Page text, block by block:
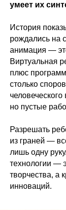
умеет их
История
рождались на
анимация —
Виртуальная
плюс
столько
но пустые
Разрешать
из граней —
лишь одну
технологии —
творчества, а
инноваций.